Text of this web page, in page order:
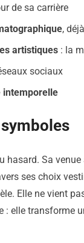
de sa carrière
,
artistiques : la
sociaux
intemporelle
hasard. Sa
ses choix
Elle ne vient
: elle transforme